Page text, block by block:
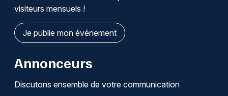
visiteurs mensuels !
Je publie mon événement
Annonceurs
Discutons ensemble de votre communication